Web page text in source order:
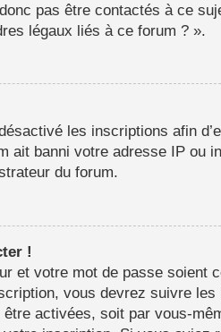
pas être contactés à ce
légaux liés à ce forum ? ».
les inscriptions afin
ait banni votre adresse IP ou
du forum.
!
et votre mot de passe
vous devrez suivre
activées, soit par vous-